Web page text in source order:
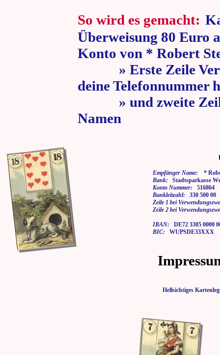
So wird es gemacht:
Überweisung 80 Euro
Konto von * Robert
» Erste Zeile
deine Telefonnummer
» und zweite Zeile
Namen
Empfänger Name: *
Bank: Stadtsparkasse
Konto Nummer: 516864
Bankleitzahl: 330 500 00
Zeile 1 bei
Zeile 2 bei
IBAN: DE72 3305 0000
BIC: WUPSDE33XXX
Hellsichtiges